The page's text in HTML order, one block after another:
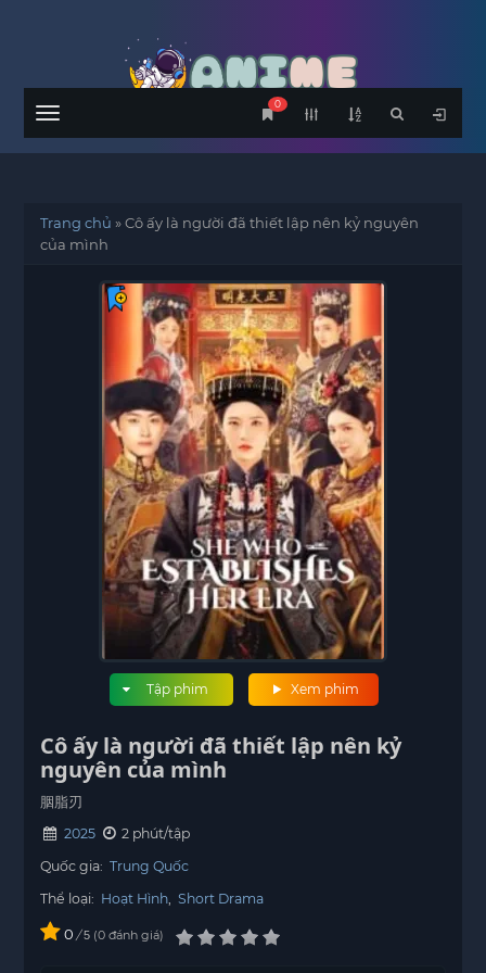
Menu
0
Trang chủ »Cô ấy là người đã thiết lập nên kỷ nguyên
của mình
Xem phim
Tập phim
Cô ấy là người đã thiết lập nên kỷ
nguyên của mình
胭脂刃
2025
2 phút/tập
Quốc gia: Trung Quốc
Thể loại: Hoạt Hình, Short Drama
0 / 5 0 đánh giá